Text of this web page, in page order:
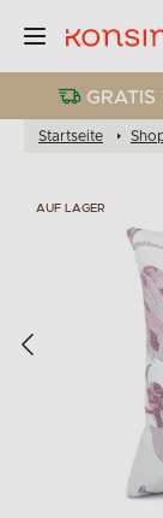
Startseite
AUF LAGER